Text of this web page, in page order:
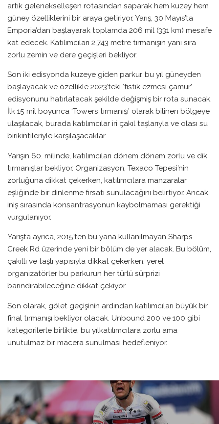
artık gelenekselleşen rotasından saparak hem kuzey hem
güney özelliklerini bir araya getiriyor. Yarış, 30 Mayıs’ta
Emporia’dan başlayarak toplamda 206 mil (331 km) mesafe
kat edecek. Katılımcıları 2,743 metre tırmanışın yanı sıra
zorlu zemin ve dere geçişleri bekliyor.
Son iki edisyonda kuzeye giden parkur, bu yıl güneyden
başlayacak ve özellikle 2023’teki ‘fıstık ezmesi çamur’
edisyonunu hatırlatacak şekilde değişmiş bir rota sunacak.
İlk 15 mil boyunca ‘Towers tırmanışı’ olarak bilinen bölgeye
ulaşılacak, burada katılımcılar iri çakıl taşlarıyla ve olası su
birikintileriyle karşılaşacaklar.
Yarışın 60. milinde, katılımcıları dönem dönem zorlu ve dik
tırmanışlar bekliyor. Organizasyon, Texaco Tepesi’nin
zorluğuna dikkat çekerken, katılımcılara manzaralar
eşliğinde bir dinlenme fırsatı sunulacağını belirtiyor. Ancak,
iniş sırasında konsantrasyonun kaybolmaması gerektiği
vurgulanıyor.
Yarışta ayrıca, 2015’ten bu yana kullanılmayan Sharps
Creek Rd üzerinde yeni bir bölüm de yer alacak. Bu bölüm,
çakıllı ve taşlı yapısıyla dikkat çekerken, yerel
organizatörler bu parkurun her türlü sürprizi
barındırabileceğine dikkat çekiyor.
Son olarak, gölet geçişinin ardından katılımcıları büyük bir
final tırmanışı bekliyor olacak. Unbound 200 ve 100 gibi
kategorilerle birlikte, bu yılkatılımcılara zorlu ama
unutulmaz bir macera sunulması hedefleniyor.